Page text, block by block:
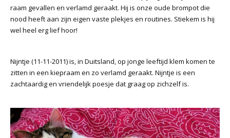
raam gevallen en verlamd geraakt. Hij is onze oude brompot die
nood heeft aan zijn eigen vaste plekjes en routines. Stiekem is hij
wel heel erg lief hoor!
Nijntje (11-11-2011) is, in Duitsland, op jonge leeftijd klem komen te
zitten in een kiepraam en zo verlamd geraakt. Nijntje is een
zachtaardig en vriendelijk poesje dat graag op zichzelf is.